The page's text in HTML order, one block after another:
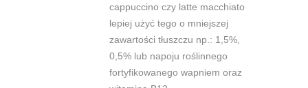
cappuccino czy latte macchiato
lepiej użyć tego o mniejszej
zawartości tłuszczu np.: 1,5%,
0,5% lub napoju roślinnego
fortyfikowanego wapniem oraz